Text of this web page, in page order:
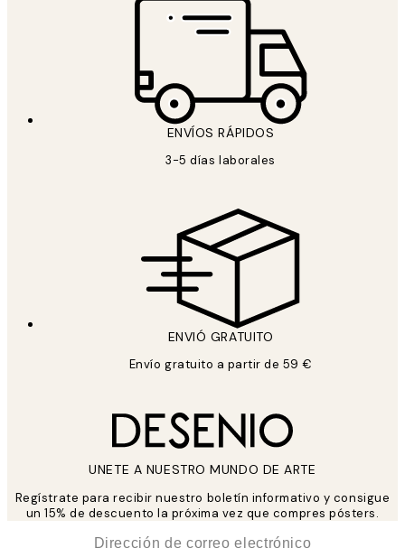
ENVÍOS RÁPIDOS
3-5 días laborales
ENVIÓ GRATUITO
Envío gratuito a partir de 59 €
UNETE A NUESTRO MUNDO DE ARTE
Regístrate para recibir nuestro boletín informativo y consigue
un 15% de descuento la próxima vez que compres pósters.